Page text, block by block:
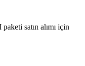
satın alımı için